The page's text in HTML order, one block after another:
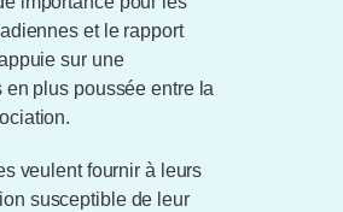
et le rapport
sur une
plus poussée entre la
veulent fournir à leurs
susceptible de leur